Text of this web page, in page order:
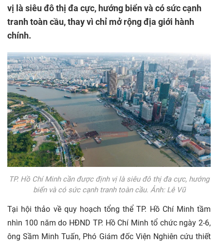
vị là siêu đô thị đa cực, hướng biển và có sức cạnh
tranh toàn cầu, thay vì chỉ mở rộng địa giới hành
chính.
TP. Hồ Chí Minh cần được định vị là siêu đô thị đa cực, hướng
biển và có sức cạnh tranh toàn cầu. Ảnh: Lê Vũ
Tại hội thảo về quy hoạch tổng thể TP. Hồ Chí Minh tầm
nhìn 100 năm do HĐND TP. Hồ Chí Minh tổ chức ngày 2-6,
ông Sầm Minh Tuấn, Phó Giám đốc Viện Nghiên cứu thiết